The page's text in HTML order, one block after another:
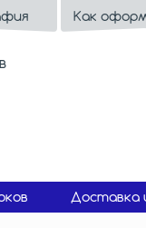
Как
Доставка